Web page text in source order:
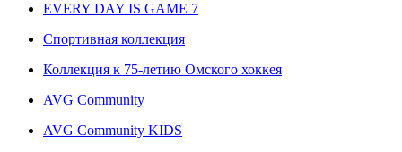
EVERY DAY IS GAME 7
Спортивная коллекция
Коллекция к 75-летию Омского хоккея
AVG Community
AVG Community KIDS